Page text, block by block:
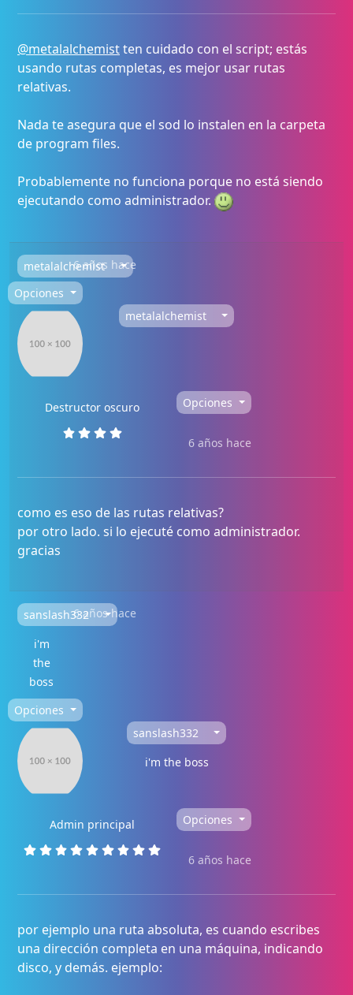
@metalalchemistten cuidado con el script; estás
usando rutas completas, es mejor usar rutas
relativas.
Nada te asegura que el sod lo instalen en la carpeta
de program files.
Probablemente no funciona porque no está siendo
ejecutando como administrador.
metalalchemist6 años hace
Opciones
metalalchemist
Destructor oscuro Opciones
6 años hace
como es eso de las rutas relativas?
por otro lado. si lo ejecuté como administrador.
gracias
sanslash332
i'm
the
boss
6 años hace
Opciones
sanslash332
i'm the boss
Admin principal Opciones
6 años hace
por ejemplo una ruta absoluta, es cuando escribes
una dirección completa en una máquina, indicando
disco, y demás. ejemplo: